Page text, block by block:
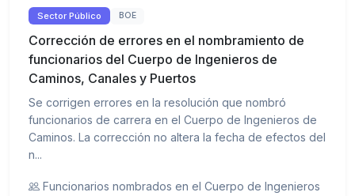
Sector Público BOE
Corrección de errores en el nombramiento de
funcionarios del Cuerpo de Ingenieros de
Caminos, Canales y Puertos
Se corrigen errores en la resolución que nombró
funcionarios de carrera en el Cuerpo de Ingenieros de
Caminos. La corrección no altera la fecha de efectos del
n...
Funcionarios nombrados en el Cuerpo de Ingenieros